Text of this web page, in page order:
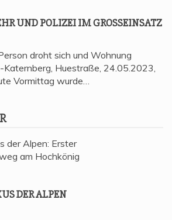
UND POLI­ZEI IM GROSSEINSATZ
droht sich und Wohnung
Katernberg, Huestraße, 24.05.2023,
Vormittag wurde…
DER ALPEN